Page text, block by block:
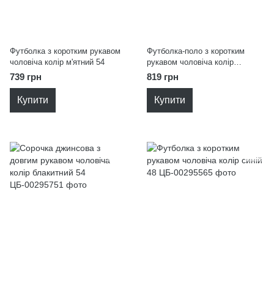
Футболка з коротким рукавом
чоловіча колір м'ятний 54
739 грн
Купити
Футболка-поло з коротким
рукавом чоловіча колір
блакитний 50
819 грн
Купити